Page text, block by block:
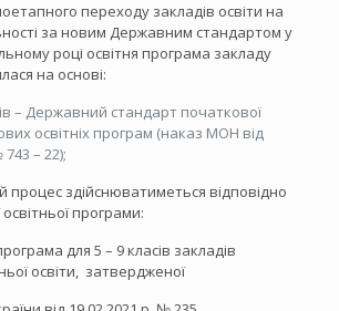
переходу закладів освіти на
за новим Державним стандартом у
році освітня програма закладу
на основі:
– Державний стандарт початкової
освітніх програм (наказ МОН від
– 22);
процес здійснюватиметься відповідно
програми:
для 5 – 9 класів закладів
освіти, затвердженої